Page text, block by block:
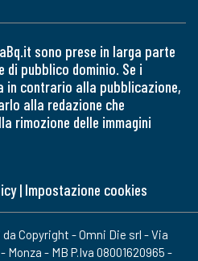
sono prese in larga parte
di pubblico dominio. Se i
in contrario alla pubblicazione,
alla redazione che
rimozione delle immagini
| Impostazione cookies
Copyright - Omni Die srl - Via
Monza - MB P.Iva 08001620965 -